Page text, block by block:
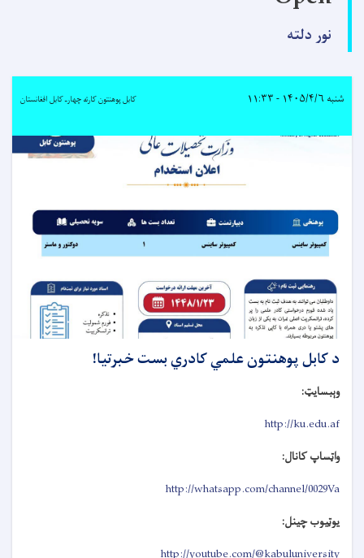
نور دلته
شنبه ۱۴۰۵/۴/۶ - ۱۱:۳۳ کابل پوهنتون کارته چهارـ کابل افغانستان
د کابل پوهنتون علمي کادري بست خبرتیا!
وېبسایټ:
http://ku.edu.af
واټساپ کانال:
http://whatsapp.com/channel/0029Va
یوټیوب چینل: